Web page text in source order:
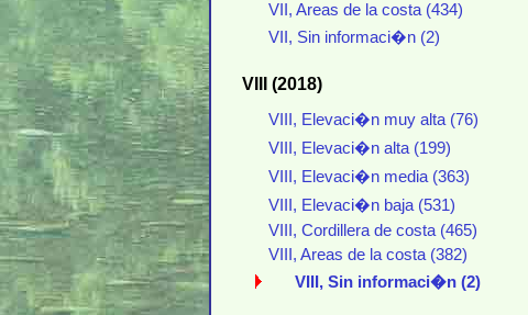
VII, Areas de la costa (434)
VII, Sin informaci�n (2)
VIII (2018)
VIII, Elevaci�n muy alta (76)
VIII, Elevaci�n alta (199)
VIII, Elevaci�n media (363)
VIII, Elevaci�n baja (531)
VIII, Cordillera de costa (465)
VIII, Areas de la costa (382)
VIII, Sin informaci�n (2)